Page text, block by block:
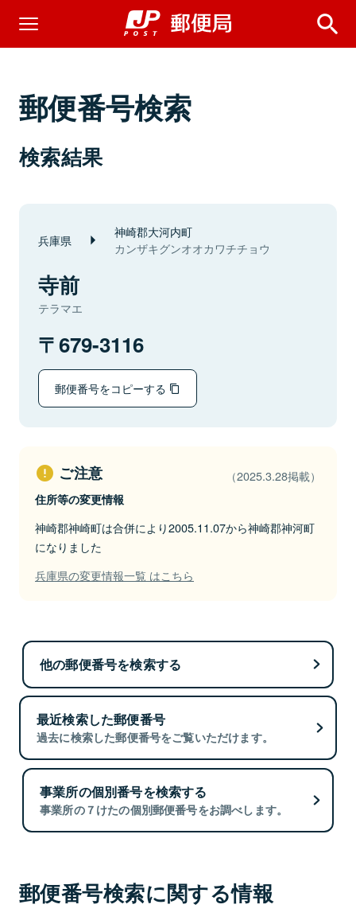
郵便番号検索
検索結果
兵庫県 神崎郡大河内町
カンザキグンオオカワチチョウ
寺前
テラマエ
679-3116
郵便番号をコピーする
ご注意 （2025.3.28掲載）
住所等の変更情報
神崎郡神崎町は合併により2005.11.07から神崎郡神河町
になりました
兵庫県の変更情報一覧 はこちら
他の郵便番号を検索する
最近検索した郵便番号
過去に検索した郵便番号をご覧いただけます。
事業所の個別番号を検索する
事業所の７けたの個別郵便番号をお調べします。
郵便番号検索に関する情報